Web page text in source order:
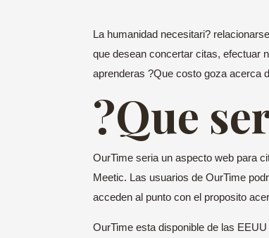
La humanidad necesitari?
que desean concertar citas, efectuar
aprenderas ?Que costo goza acerca
?Que
OurTime seri­a un aspecto web para
Meetic. Las usuarios de OurTime
acceden al punto con el proposito
OurTime esta disponible de las